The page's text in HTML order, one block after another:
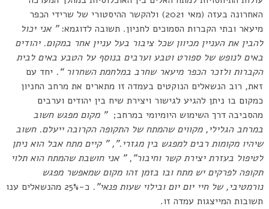
האחרונה בעזה (מאי 2021) ולהקשר ההיסטורי של שרידי הכפר
מיעאר ובתי הקברות הסמוכים לחניון. תשובה לדוגמא:” אני יכול
להבין את העניין מכיוון שכל ציבור בעל עניין אחר במקום. יהודים
באים לנופש של ספורט וטבע וערבים בנוסף על הטבע באים לבית
הקברות ולזכר הכפר מיעאר שחרב במלחמת השחרור “. יחד עם
זאת, רוב הנשאלים הנוקטים בעמדה זו מתארים את מרחב החניון
כמקום בו ניתן להגיע לגישור ויצירת שיח בין יהודים וערבים
מהסביבה דרך השימוש היומיומי במרחב;” מקום מפגש חשוב
במרחב הגלילי, מקווים שהמתח של התקופה הקרובה ייעלם. חשוב
שיהיו מקומות רבים למפגש בין מגזרי.”, ” קיים מתח אבל הוא ניתן
לטיפול בעזרת יצירת קשר וחיבור”,” אני חושבת שהמתח הוא תלוי
תקופה לפרקים יש מתח ובו בזמן זהו מקום שמאפשר מפגש
נורמטיבי, של חיי יום יום ובילוי שעות פנאי”.
כ-25% מהנשאלים ענו
תשובות המייצגות עמדה זו.